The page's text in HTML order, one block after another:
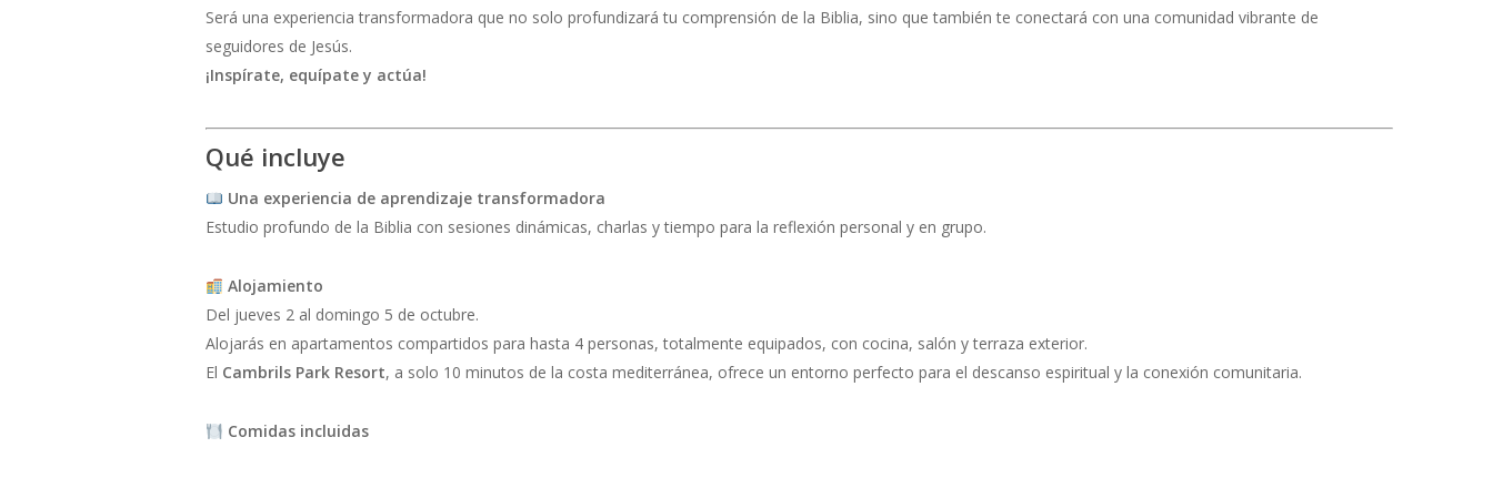
Será una experiencia transformadora que no solo profundizará tu comprensión de la Biblia, sino que también te conectará con una comunidad vibrante de
seguidores de Jesús.
¡Inspírate, equípate y actúa!
Qué incluye
Una experiencia de aprendizaje transformadora
Estudio profundo de la Biblia con sesiones dinámicas, charlas y tiempo para la reflexión personal y en grupo.
Alojamiento
Del jueves 2 al domingo 5 de octubre.
Alojarás en apartamentos compartidos para hasta 4 personas, totalmente equipados, con cocina, salón y terraza exterior.
El Cambrils Park Resort, a solo 10 minutos de la costa mediterránea, ofrece un entorno perfecto para el descanso espiritual y la conexión comunitaria.
Comidas incluidas